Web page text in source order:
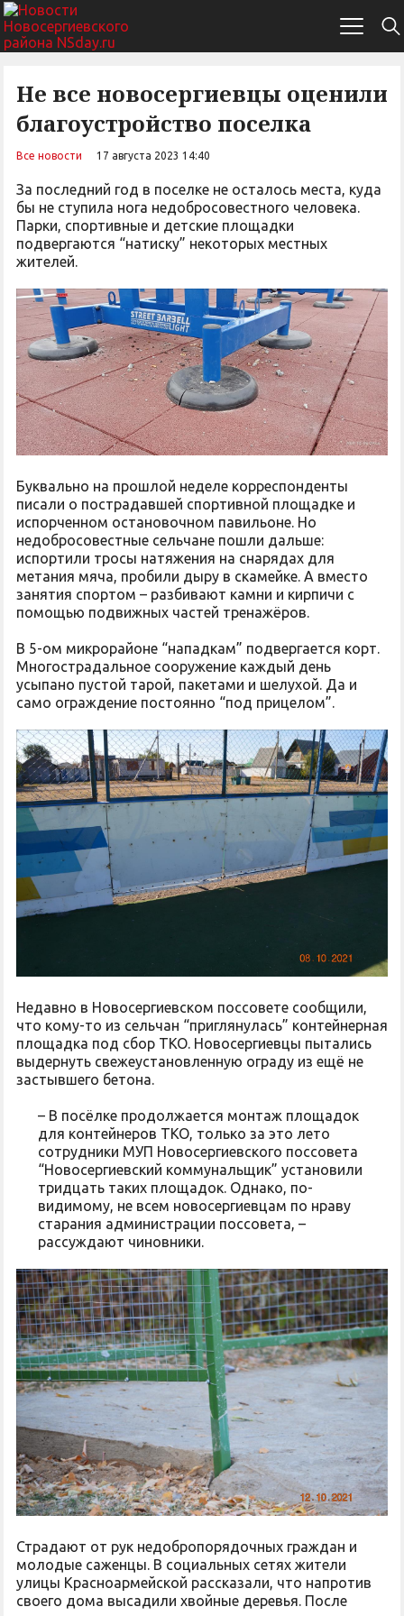
Не все новосергиевцы оценили
благоустройство поселка
Все новости 17 августа 2023 14:40
За последний год в поселке не осталось места, куда
бы не ступила нога недобросовестного человека.
Парки, спортивные и детские площадки
подвергаются “натиску” некоторых местных
жителей.
Буквально на прошлой неделе корреспонденты
писали о пострадавшей спортивной площадке и
испорченном остановочном павильоне. Но
недобросовестные сельчане пошли дальше:
испортили тросы натяжения на снарядах для
метания мяча, пробили дыру в скамейке. А вместо
занятия спортом – разбивают камни и кирпичи с
помощью подвижных частей тренажёров.
В 5-ом микрорайоне “нападкам” подвергается корт.
Многострадальное сооружение каждый день
усыпано пустой тарой, пакетами и шелухой. Да и
само ограждение постоянно “под прицелом”.
Недавно в Новосергиевском поссовете сообщили,
что кому-то из сельчан “приглянулась” контейнерная
площадка под сбор ТКО. Новосергиевцы пытались
выдернуть свежеустановленную ограду из ещё не
застывшего бетона.
– В посёлке продолжается монтаж площадок
для контейнеров ТКО, только за это лето
сотрудники МУП Новосергиевского поссовета
“Новосергиевский коммунальщик” установили
тридцать таких площадок. Однако, по-
видимому, не всем новосергиевцам по нраву
старания администрации поссовета, –
рассуждают чиновники.
Страдают от рук недобропорядочных граждан и
молодые саженцы. В социальных сетях жители
улицы Красноармейской рассказали, что напротив
своего дома высадили хвойные деревья. После